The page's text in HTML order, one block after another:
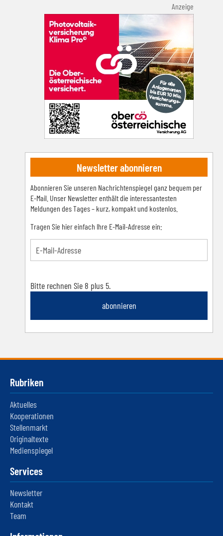
Anzeige
Newsletter abonnieren
Abonnieren Sie unseren Nachrichtenspiegel ganz bequem per
E-Mail. Unser Newsletter enthält die interessantesten
Meldungen des Tages – kurz, kompakt und kostenlos.
Tragen Sie hier einfach Ihre E-Mail-Adresse ein:
Bitte rechnen Sie 8 plus 5.
abonnieren
Rubriken
Aktuelles
Kooperationen
Stellenmarkt
Originaltexte
Medienspiegel
Services
Newsletter
Kontakt
Team